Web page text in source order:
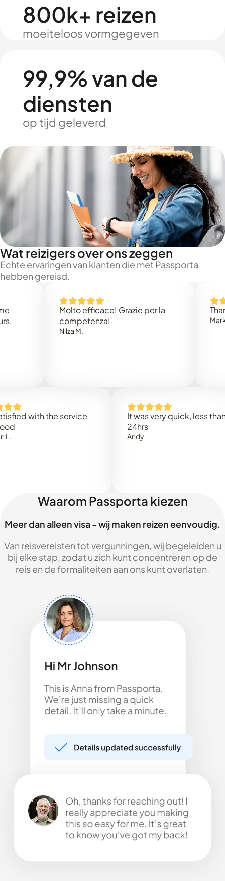
800k+ reizen
moeiteloos vormgegeven
99,9% van de
diensten
op tijd geleverd
Wat reizigers over ons zeggen
Echte ervaringen van klanten die met Passporta
hebben gereisd.
Molto efficace! Grazie per la
competenza!
Thank
with the service
It was very quick, less than
Waarom Passporta kiezen
Meer dan alleen visa - wij maken reizen eenvoudig.
Van reisvereisten tot vergunningen, wij begeleiden u
bij elke stap, zodat u zich kunt concentreren op de
reis en de formaliteiten aan ons kunt overlaten.